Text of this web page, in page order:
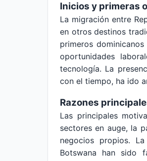
Inicios y primeras
La migración entre
en otros destinos
primeros
oportunidades
tecnología. La
con el tiempo, ha ido
Razones
Las principales
sectores en auge, la
negocios propios.
Botswana han sido